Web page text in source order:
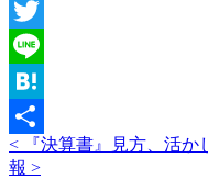
Facebook
Twitter
Line
Hatena
共
< 『決算書』見方、活か
報 >